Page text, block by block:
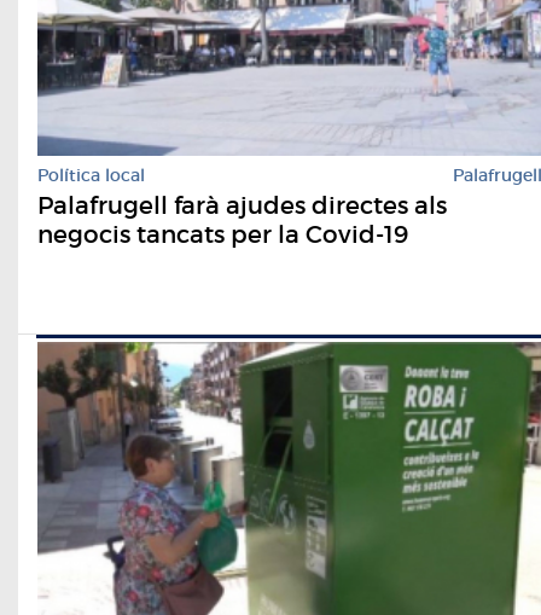
Política local Palafrugell
Palafrugell farà ajudes directes als
negocis tancats per la Covid-19